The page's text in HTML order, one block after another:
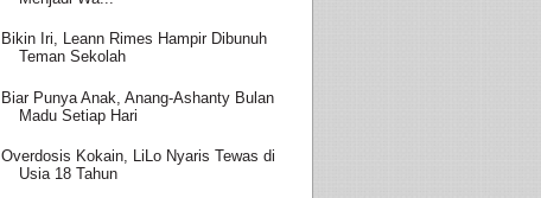
Bikin Iri, Leann Rimes Hampir Dibunuh
Teman Sekolah
Biar Punya Anak, Anang-Ashanty Bulan
Madu Setiap Hari
Overdosis Kokain, LiLo Nyaris Tewas di
Usia 18 Tahun